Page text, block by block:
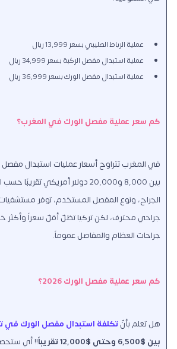
عملية الرباط الصليبي بسعر 13,999 ريال
عملية استبدال مفصل الركبة بسعر 34,999 ريال
عملية استبدال مفصل الورك بسعر 36,999 ريال
كم سعر عملية مفصل الورك في المغرب؟
في المغرب تتراوح أسعار عمليات استبدال
بين 8,000 و20,000 دولار أمريكي
الجراح، ونوع المفصل المستخدم، توفر
جراحي محترف، لكن تركيا تظلّ أقلّ سعراً وأكثر
جراحات العظام والمفاصل عموماً.
كم سعر عملية مفصل الورك 2026؟
هل تعلم بأنّتكلفة استبدال مفصل الورك في
بين $6,500 وحتى $12,000 تقريباً
!! أي